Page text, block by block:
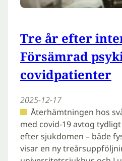
Tre år efter
Försämrad
covidpatienter
2025-12-17
Återhämtningen hos
med covid-19 avtog
efter sjukdomen – både
visar en ny